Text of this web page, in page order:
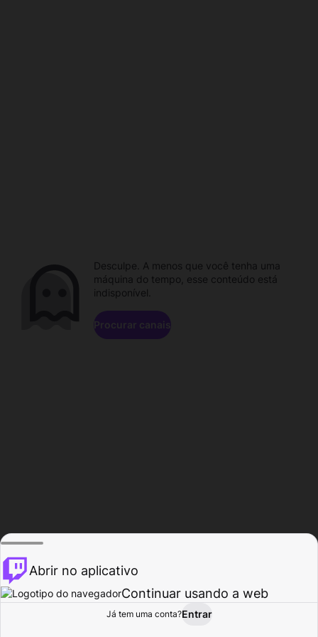
Procurar Atividade
Desculpe. A menos que você tenha uma
máquina do tempo, esse conteúdo está
indisponível.
Procurar canais
Abrir no aplicativo
Continuar usando a web
Já tem uma conta?Entrar